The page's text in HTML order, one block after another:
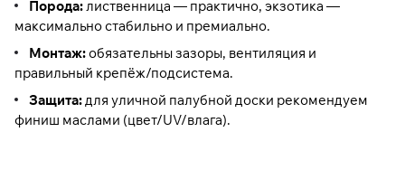
Порода:лиственница — практично, экзотика —
максимально стабильно и премиально.
Монтаж:обязательны зазоры, вентиляция и
правильный крепёж/подсистема.
Защита:для уличной палубной доски рекомендуем
финиш маслами (цвет/UV/влага).